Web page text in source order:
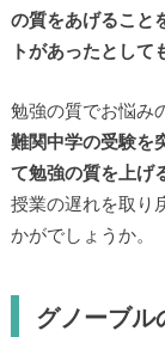
の質をあげること
トがあったとして
勉強の質でお悩み
難関中学の受験を
て勉強の質を上げ
授業の遅れを取り
かがでしょうか。
グノーブル